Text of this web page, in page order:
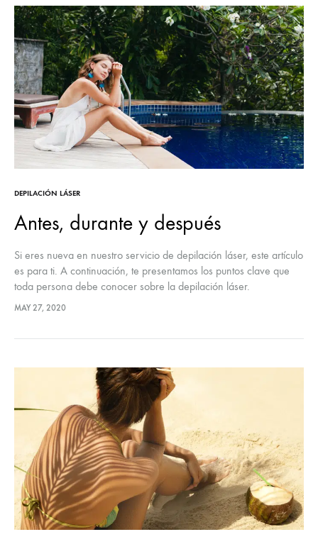
DEPILACIÓN LÁSER
Antes, durante y después
Si eres nueva en nuestro servicio de depilación láser, este artículo
es para ti. A continuación, te presentamos los puntos clave que
toda persona debe conocer sobre la depilación láser.
MAY 27, 2020